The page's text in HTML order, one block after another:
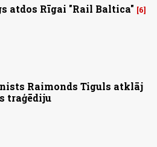
atdos Rīgai "Rail Baltica" 6
Raimonds Tiguls atklāj
traģēdiju